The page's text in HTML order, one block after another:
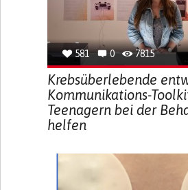
581 0 7815
Krebsüberlebende
Kommunikations-
Teenagern bei der
helfen